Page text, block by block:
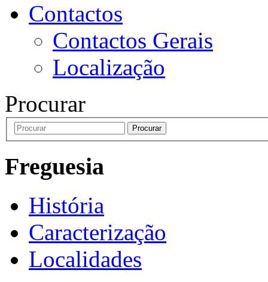
Contactos
Contactos Gerais
Localização
Procurar
Procurar
Freguesia
História
Caracterização
Localidades